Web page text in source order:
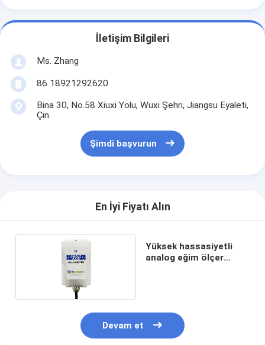
İletişim Bilgileri
Ms. Zhang
86 18921292620
Bina 30, No.58 Xiuxi Yolu, Wuxi Şehri, Jiangsu Eyaleti,
Çin.
Şimdi başvurun
En İyi Fiyatı Alın
Yüksek hassasiyetli
analog eğim ölçer
Devam et